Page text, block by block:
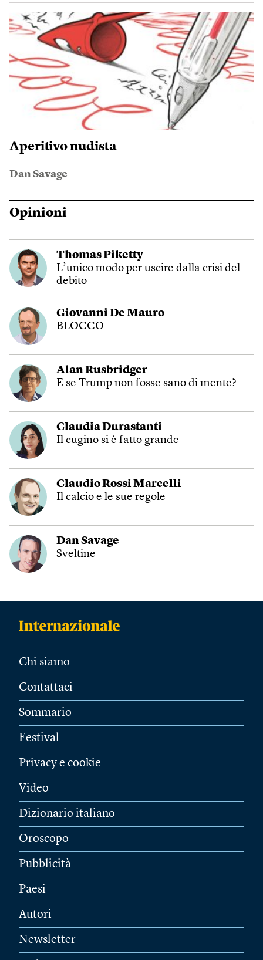
Aperitivo nudista
Dan Savage
Opinioni
Thomas Piketty
L’unico modo per uscire dalla crisi del
debito
Giovanni De Mauro
BLOCCO
Alan Rusbridger
E se Trump non fosse sano di mente?
Claudia Durastanti
Il cugino si è fatto grande
Claudio Rossi Marcelli
Il calcio e le sue regole
Dan Savage
Sveltine
Chi siamo
Contattaci
Sommario
Festival
Privacy e cookie
Video
Dizionario italiano
Oroscopo
Pubblicità
Paesi
Autori
Newsletter